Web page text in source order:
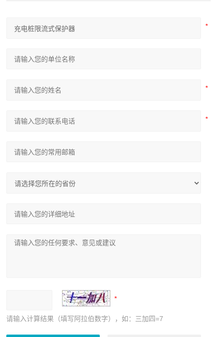
请输入计算结果（填写阿拉伯数字），如：三加四=7